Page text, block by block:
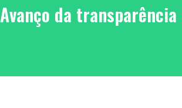
Avanço da